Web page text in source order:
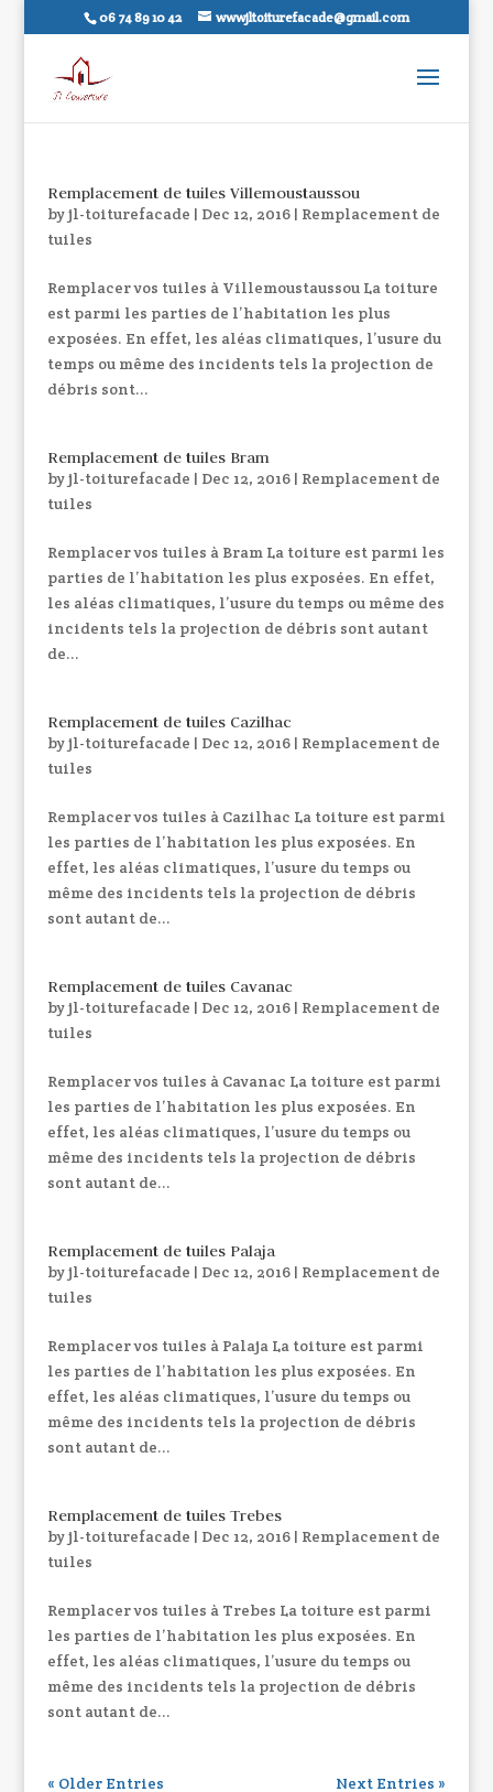
06 74 89 10 42 wwwjltoiturefacade@gmail.com
Remplacement de tuiles Villemoustaussou
byjl-toiturefacade | Dec 12, 2016| Remplacement de
tuiles
Remplacer vos tuiles à Villemoustaussou La toiture
est parmi les parties de l’habitation les plus
exposées. En effet, les aléas climatiques, l’usure du
temps ou même des incidents tels la projection de
débris sont...
Remplacement de tuiles Bram
byjl-toiturefacade | Dec 12, 2016| Remplacement de
tuiles
Remplacer vos tuiles à Bram La toiture est parmi les
parties de l’habitation les plus exposées. En effet,
les aléas climatiques, l’usure du temps ou même des
incidents tels la projection de débris sont autant
de...
Remplacement de tuiles Cazilhac
byjl-toiturefacade | Dec 12, 2016| Remplacement de
tuiles
Remplacer vos tuiles à Cazilhac La toiture est parmi
les parties de l’habitation les plus exposées. En
effet, les aléas climatiques, l’usure du temps ou
même des incidents tels la projection de débris
sont autant de...
Remplacement de tuiles Cavanac
byjl-toiturefacade | Dec 12, 2016| Remplacement de
tuiles
Remplacer vos tuiles à Cavanac La toiture est parmi
les parties de l’habitation les plus exposées. En
effet, les aléas climatiques, l’usure du temps ou
même des incidents tels la projection de débris
sont autant de...
Remplacement de tuiles Palaja
byjl-toiturefacade | Dec 12, 2016| Remplacement de
tuiles
Remplacer vos tuiles à Palaja La toiture est parmi
les parties de l’habitation les plus exposées. En
effet, les aléas climatiques, l’usure du temps ou
même des incidents tels la projection de débris
sont autant de...
Remplacement de tuiles Trebes
byjl-toiturefacade | Dec 12, 2016| Remplacement de
tuiles
Remplacer vos tuiles à Trebes La toiture est parmi
les parties de l’habitation les plus exposées. En
effet, les aléas climatiques, l’usure du temps ou
même des incidents tels la projection de débris
sont autant de...
« Older Entries Next Entries »